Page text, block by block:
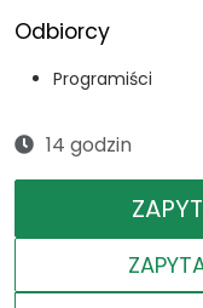
Odbiorcy
Programiści
14 godzin